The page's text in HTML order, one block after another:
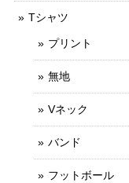
Tシャツ
プリント
無地
Vネック
バンド
フットボール